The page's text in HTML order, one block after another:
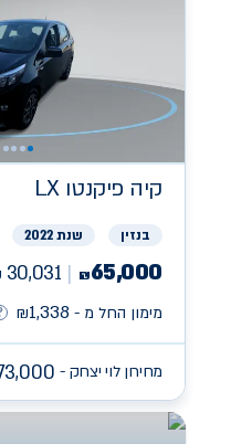
קיה פיקנטו LX
בנזין שנת 2022
₪65,000
30,031
מימון החל מ -
₪1,338
מחירון לוי יצחק -